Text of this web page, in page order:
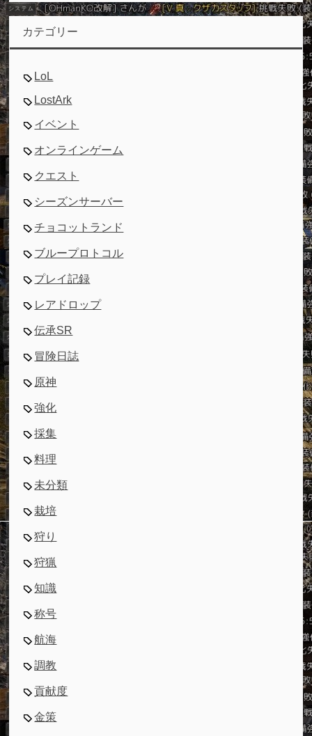
カテゴリー
LoL
LostArk
イベント
オンラインゲーム
クエスト
シーズンサーバー
チョコットランド
ブループロトコル
プレイ記録
レアドロップ
伝承SR
冒険日誌
原神
強化
採集
料理
未分類
栽培
狩り
狩猟
知識
称号
航海
調教
貢献度
金策